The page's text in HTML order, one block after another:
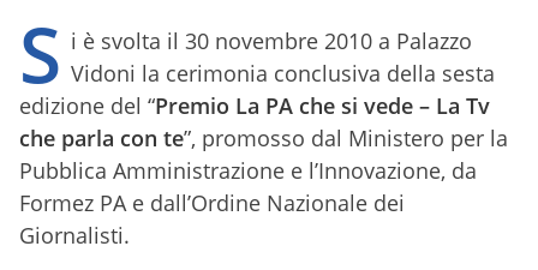
S i è svolta il 30 novembre 2010 a Palazzo
Vidoni la cerimonia conclusiva della sesta
edizione del “Premio La PA che si vede – La Tv
che parla con te”, promosso dal Ministero per la
Pubblica Amministrazione e l’Innovazione, da
Formez PA e dall’Ordine Nazionale dei
Giornalisti.